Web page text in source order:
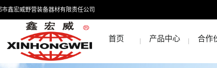
市鑫宏威野营装备器材有限责任公司
首页 产品中心 合作